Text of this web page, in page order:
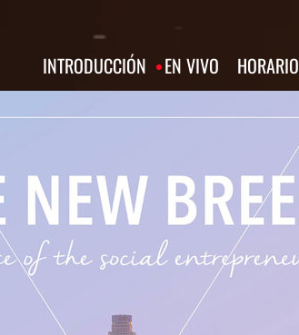
INTRODUCCIÓN EN VIVO HORARIO